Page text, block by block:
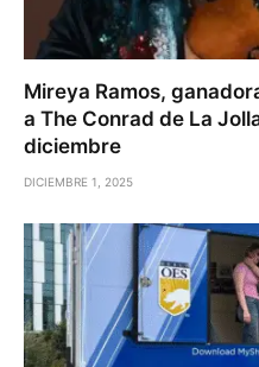
Mireya Ramos,
a The Conrad de La
diciembre
DICIEMBRE 1, 2025